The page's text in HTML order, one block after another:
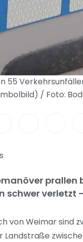
55
/ Foto:
schwer
von Weimar sind
Landstraße